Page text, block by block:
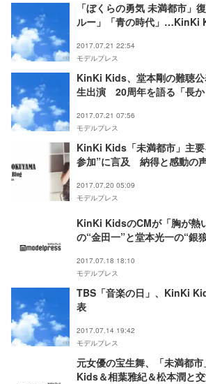
「ぼくらの勇気 未満都市」
ルー」「青の時代」…KinKi
2017.07.21 22:54
モデルプレス
KinKi Kids、堂本剛の難聴
生出演 20周年を語る「長か
2017.07.21 07:56
モデルプレス
KinKi Kids「未満都市」主
参加”に言及 納得と感動の
2017.07.20 05:09
モデルプレス
KinKi KidsのCMが「胸が
の“金田一”と堂本光一の“銀
2017.07.18 18:10
モデルプレス
TBS「音楽の日」、KinKi
表
2017.07.14 19:42
モデルプレス
元女優の宝生舞、「未満都
Kids＆相葉雅紀＆松本潤と